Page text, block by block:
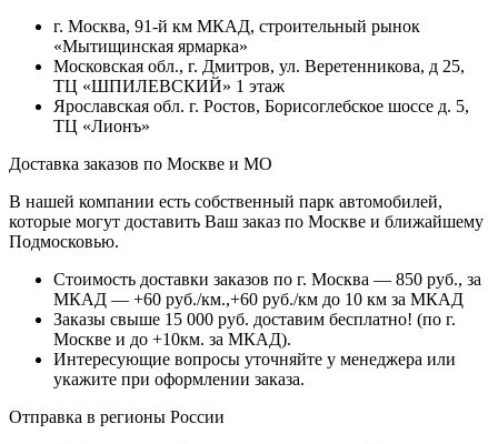
г. Москва, 91-й км МКАД, строительный рынок
«Мытищинская ярмарка»
Московская обл., г. Дмитров, ул. Веретенникова, д 25,
ТЦ «ШПИЛЕВСКИЙ» 1 этаж
Ярославская обл. г. Ростов, Борисоглебское шоссе д. 5,
ТЦ «Лионъ»
Доставка заказов по Москве и МО
В нашей компании есть собственный парк автомобилей,
которые могут доставить Ваш заказ по Москве и ближайшему
Подмосковью.
Стоимость доставки заказов по г. Москва — 850 руб., за
МКАД — +60 руб./км.,+60 руб./км до 10 км за МКАД
Заказы свыше 15 000 руб. доставим бесплатно! (по г.
Москве и до +10км. за МКАД).
Интересующие вопросы уточняйте у менеджера или
укажите при оформлении заказа.
Отправка в регионы России